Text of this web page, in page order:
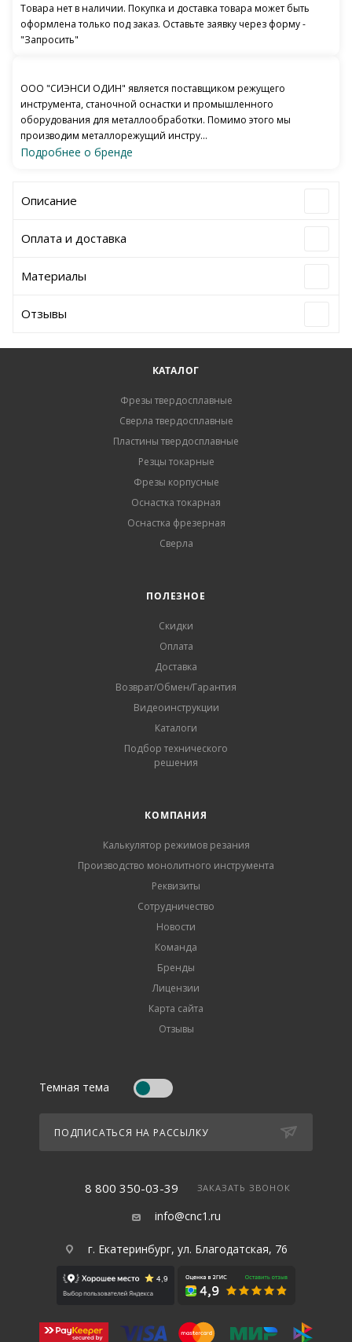
Товара нет в наличии. Покупка и доставка товара может быть
оформлена только под заказ. Оставьте заявку через форму -
"Запросить"
ООО "СИЭНСИ ОДИН" является поставщиком режущего
инструмента, станочной оснастки и промышленного
оборудования для металлообработки. Помимо этого мы
производим металлорежущий инстру...
Подробнее о бренде
Описание
Оплата и доставка
Материалы
Отзывы
КАТАЛОГ
Фрезы твердосплавные
Сверла твердосплавные
Пластины твердосплавные
Резцы токарные
Фрезы корпусные
Оснастка токарная
Оснастка фрезерная
Сверла
ПОЛЕЗНОЕ
Скидки
Оплата
Доставка
Возврат/Обмен/Гарантия
Видеоинструкции
Каталоги
Подбор технического
решения
КОМПАНИЯ
Калькулятор режимов резания
Производство монолитного инструмента
Реквизиты
Сотрудничество
Новости
Команда
Бренды
Лицензии
Карта сайта
Отзывы
Темная тема
ПОДПИСАТЬСЯ НА РАССЫЛКУ
8 800 350-03-39 ЗАКАЗАТЬ ЗВОНОК
info@cnc1.ru
г. Екатеринбург, ул. Благодатская, 76